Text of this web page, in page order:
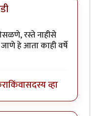
रस्ते नाहीसे
जाणे हे आता काही वर्षे
किंवासदस्य व्हा